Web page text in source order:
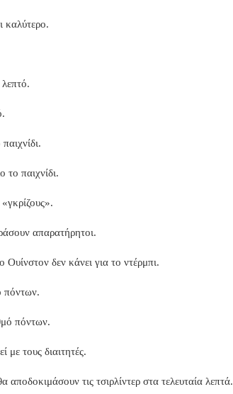
καλύτερο.
το παιχνίδι.
απαρατήρητοι.
δεν κάνει για το ντέρμπι.
πόντων.
πόντων.
με τους διαιτητές.
τις τσιρλίντερ στα τελευταία λεπτά.